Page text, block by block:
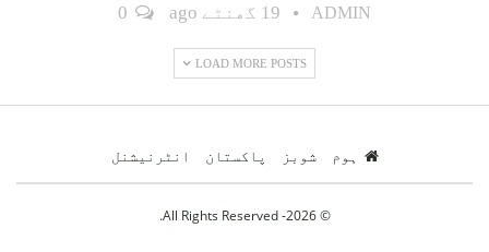
ADMIN 19 گھنٹے ago
LOAD MORE POSTS
ہوم شوبز پاکستان انٹرنیشنل
© 2026- All Rights Reserved.